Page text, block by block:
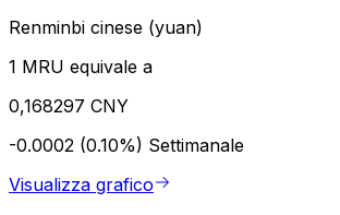
Renminbi cinese (yuan)
1 MRU equivale a
0,168297 CNY
-0.0002 (0.10%) Settimanale
Visualizza grafico